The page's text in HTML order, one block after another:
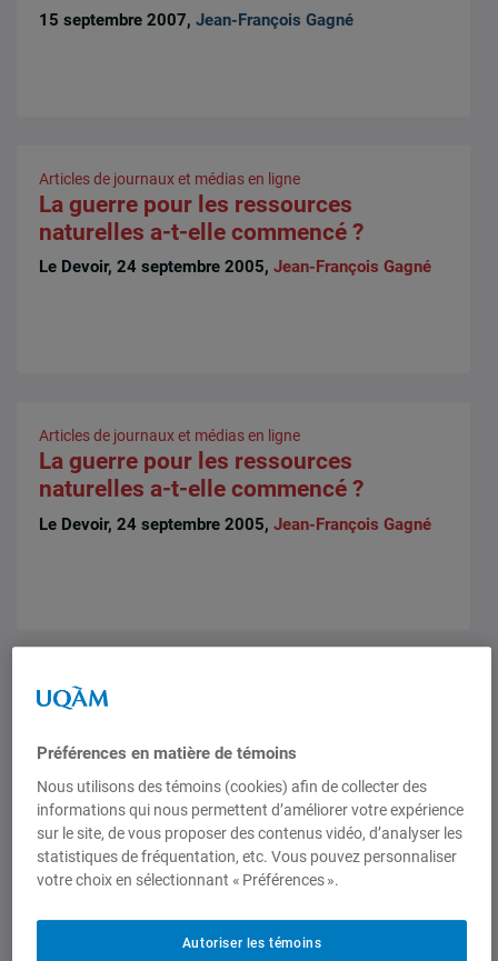
15 septembre 2007,Jean-François Gagné
Articles de journaux et médias en ligne
La guerre pour les ressources
naturelles a-t-elle commencé ?
Le Devoir, 24 septembre 2005,Jean-François Gagné
Articles de journaux et médias en ligne
La guerre pour les ressources
naturelles a-t-elle commencé ?
Le Devoir, 24 septembre 2005,Jean-François Gagné
Articles de journaux et médias en ligne
La guerre pour les ressources
naturelles a-t-elle commencé ?
Le Devoir, 24 septembre 2005,Jean-François Gagné
Articles de journaux et médias en ligne
Préférences en matière de témoins
Nous utilisons des témoins (cookies) afin de collecter des
informations qui nous permettent d’améliorer votre expérience
sur le site, de vous proposer des contenus vidéo, d’analyser les
statistiques de fréquentation, etc. Vous pouvez personnaliser
votre choix en sélectionnant « Préférences ».
Autoriser les témoins